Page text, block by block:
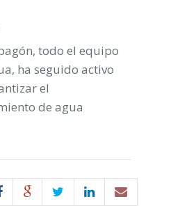
todo el equipo
ha seguido activo
el
de agua